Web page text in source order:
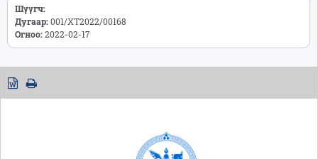
Шүүгч:
Дугаар:001/ХТ2022/00168
Огноо:2022-02-17